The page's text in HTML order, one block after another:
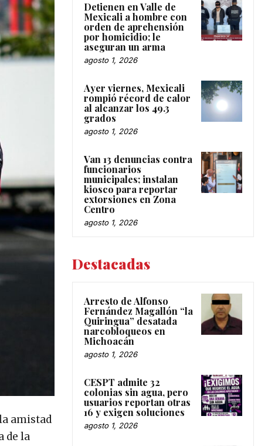
amistad
de la
Detienen en Valle de
Mexicali a hombre con
orden de aprehensión
por homicidio; le
aseguran un arma
agosto 1, 2026
Ayer viernes, Mexicali
rompió récord de calor
al alcanzar los 49.3
grados
agosto 1, 2026
Van 13 denuncias contra
funcionarios
municipales; instalan
kiosco para reportar
extorsiones en Zona
Centro
agosto 1, 2026
Destacadas
Arresto de Alfonso
Fernández Magallón “la
Quiringua” desatada
narcobloqueos en
Michoacán
agosto 1, 2026
CESPT admite 32
colonias sin agua, pero
usuarios reportan otras
16 y exigen soluciones
agosto 1, 2026